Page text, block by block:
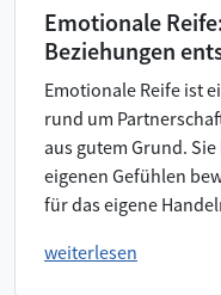
Emotionale
Beziehungen
Emotionale Reife ist
rund um
aus gutem Grund.
eigenen Gefühlen
für das eigene
weiterlesen